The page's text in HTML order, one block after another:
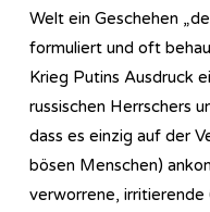
Welt ein Geschehen
formuliert und oft
Krieg Putins Ausdruck
russischen Herrschers
dass es einzig auf der
bösen Menschen)
verworrene, irritierende